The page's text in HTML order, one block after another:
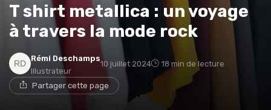
T shirt metallica : un voyage
à travers la mode rock
Rémi Deschamps
Illustrateur
10 juillet 2024 18 min de lecture
Partager cette page